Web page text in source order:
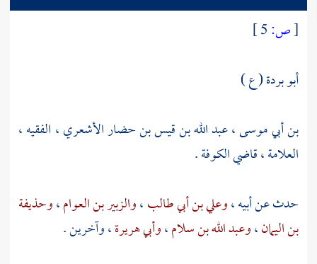
[ص:
أبو بردة ( ع )
بن أبي موسى ، عبد الله بن قيس بن حضار الأشعري ، الفقيه ،
العلامة ، قاضيالكوفة.
حدث عن أبيه ،وعلي بن أبي طالب،والزبير بن العوام،وحذيفة
بن اليمان،وعبد الله بن سلام،وأبي هريرة، وآخرين .